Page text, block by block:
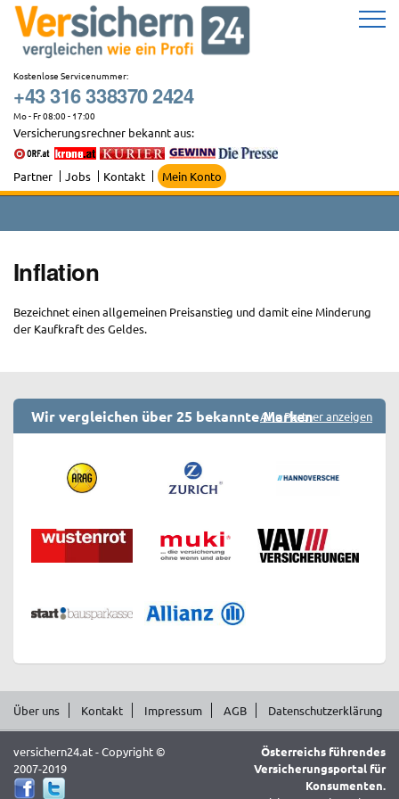
Zum
Inhalt
springen
Kostenlose Servicenummer:
+43 316 338370 2424
Mo - Fr 08:00 - 17:00
Versicherungsrechner bekannt aus:
Partner Jobs Kontakt Mein Konto
Inflation
Bezeichnet einen allgemeinen Preisanstieg und damit eine Minderung
der Kaufkraft des Geldes.
Wir vergleichen über 25 bekannte MarkenAlle Partner anzeigen
Über uns Kontakt Impressum AGB Datenschutzerklärung
versichern24.at - Copyright ©
2007-2019
Österreichs führendes
Versicherungsportal für
Konsumenten.